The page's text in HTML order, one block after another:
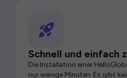
Schnell und einfach
Die Installation einer
nur wenige Minuten. Es gibt